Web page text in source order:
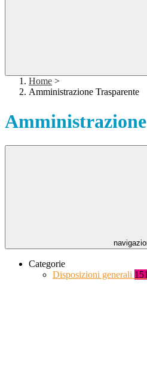
Home >
Amministrazione Trasparente
Categorie
Disposizioni generali 151